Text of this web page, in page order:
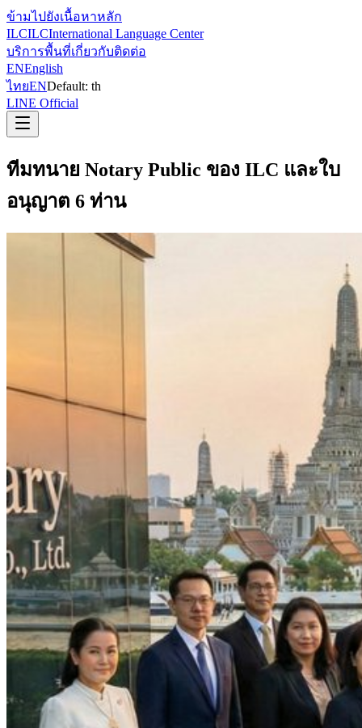
ข้ามไปยังเนื้อหาหลัก
ILCILCInternational Language Center
บริการพื้นที่เกี่ยวกับติดต่อ
ENEnglish
ไทยENDefault: th
LINE Official
ทีมทนาย Notary Public ของ ILC และใบ
อนุญาต 6 ท่าน